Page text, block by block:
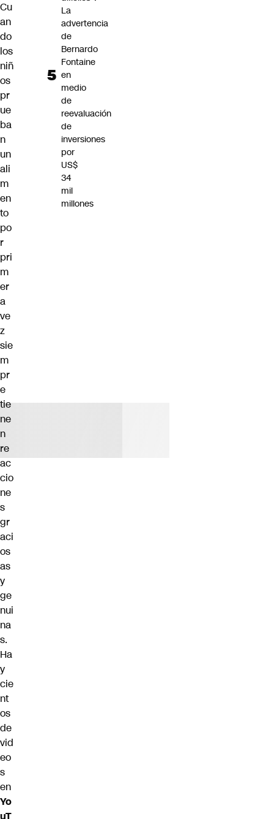
Cu
an
do
los
niñ
os
pr
ue
ba
n
un
ali
m
en
to
po
r
pri
m
er
a
ve
z
sie
m
pr
e
tie
ne
n
re
ac
cio
ne
s
gr
aci
os
as
y
ge
nui
na
s.
Ha
y
cie
nt
os
de
vid
eo
s
en
Yo
uT
La
advertencia
de
Bernardo
Fontaine
en
medio
de
reevaluación
de
inversiones
por
US$
34
mil
millones